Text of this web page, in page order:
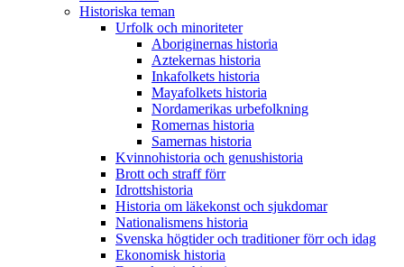
Historiska teman
Urfolk och minoriteter
Aboriginernas historia
Aztekernas historia
Inkafolkets historia
Mayafolkets historia
Nordamerikas urbefolkning
Romernas historia
Samernas historia
Kvinnohistoria och genushistoria
Brott och straff förr
Idrottshistoria
Historia om läkekonst och sjukdomar
Nationalismens historia
Svenska högtider och traditioner förr och idag
Ekonomisk historia